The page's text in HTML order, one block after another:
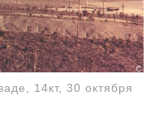
14кт, 30 октября